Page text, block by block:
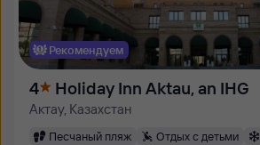
Рекомендуем
4 Holiday Inn Aktau, an IHG
Актау, Казахстан
Песчаный пляж Отдых с детьми